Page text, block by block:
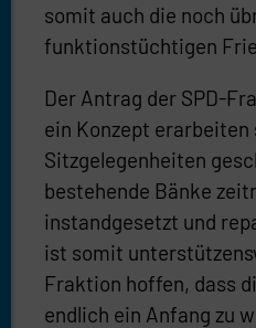
somit auch die noch
funktionstüchtigen
Der Antrag der SPD-
ein Konzept erarbeiten
Sitzgelegenheiten
bestehende Bänke
instandgesetzt und
ist somit
Fraktion hoffen, dass
endlich ein Anfang zu